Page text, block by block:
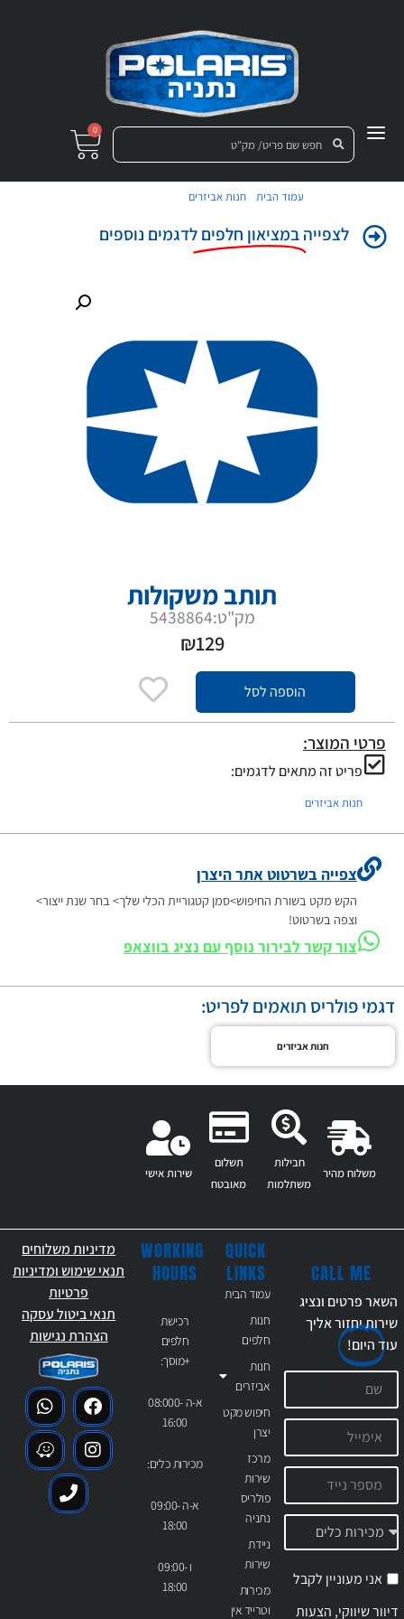
0
עמוד הבית /חנות אביזרים
לצפייהבמציאון חלפים לדגמים נוספים
תותב משקולות
מק"ט:5438864
₪129
הוספה לסל
פרטי המוצר:
פריט זה מתאים לדגמים:
חנות אביזרים
צפייה בשרטוט אתר היצרן
הקש מקט בשורת החיפוש>סמן קטגוריית הכלי שלך> בחר שנת ייצור>
וצפה בשרטוט!
צור קשר לבירור נוסף עם נציג בווצאפ
דגמי פולריס תואמים לפריט:
חנות אביזרים
משלוח מהיר
חבילות
משתלמות
תשלום
מאובטח
שירות אישי
QUICK
LINKS
עמוד הבית
חנות
חלפים
חנות
אביזרים
חיפוש מקט
יצרן
מרכז
שירות
פולריס
נתניה
ניידת
שירות
מכירות
וטרייד אין
WORKING
HOURS
רכישת
חלפים
+מוסך:
א-ה 08:000-
16:00
מכירות כלים:
א-ה 09:00-
18:00
ו 09:00-
18:00
CALL ME
השאר פרטים ונציג
שירות יחזור אליך
עודהיום!
אני מעוניין לקבל
דיוור שיווקי, הצעות
מדיניות משלוחים
תנאי שימוש ומדיניות
פרטיות
תנאי ביטול עסקה
הצהרת נגישות